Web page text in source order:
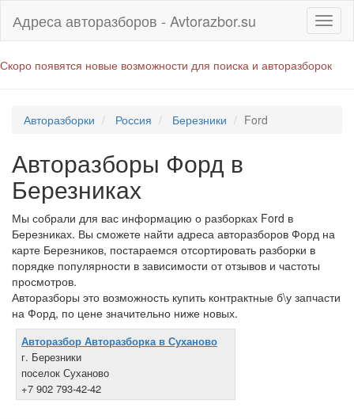
Адреса авторазборов - Avtorazbor.su
Скоро появятся новые возможности для поиска и авторазборок
Авторазборки Россия Березники Ford
Авторазборы Форд в
Березниках
Мы собрали для вас информацию о разборках Ford в
Березниках. Вы сможете найти адреса авторазборов Форд на
карте Березников, постараемся отсортировать разборки в
порядке популярности в зависимости от отзывов и частоты
просмотров.
Авторазборы это возможность купить контрактные б\у запчасти
на Форд, по цене значительно ниже новых.
Авторазбор Авторазборка в Суханово
г. Березники
поселок Суханово
+7 902 793-42-42